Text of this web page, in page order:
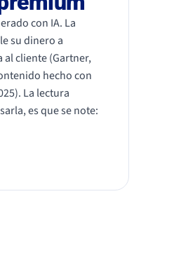
con IA. La
su dinero a
al cliente (Gartner,
hecho con
La lectura
es que se note: